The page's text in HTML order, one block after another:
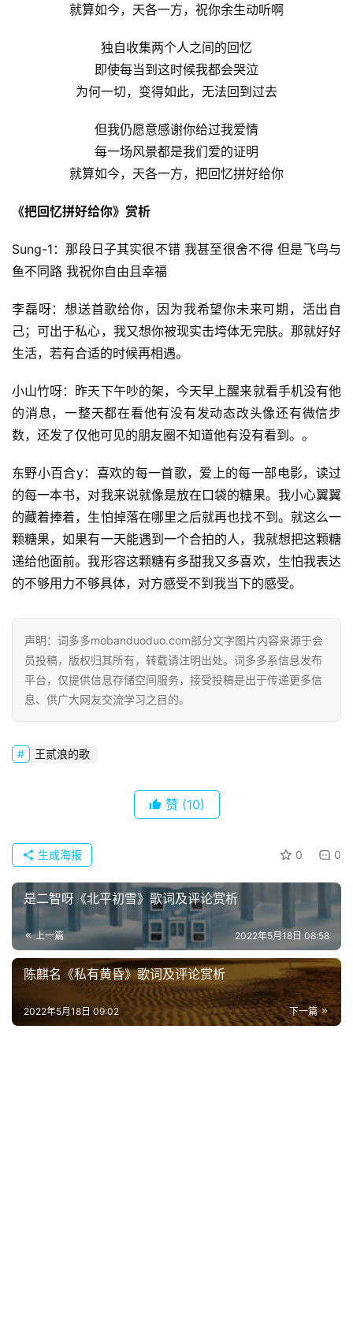
页
好
词
句
经
歌
词
今
诗
词
常
用
贺
网
络
热
电
其
词
语
登录 注册
就算如今，天各一方，祝你余生动听啊
独自收集两个人之间的回忆
即使每当到这时候我都会哭泣
为何一切，变得如此，无法回到过去
但我仍愿意感谢你给过我爱情
每一场风景都是我们爱的证明
就算如今，天各一方，把回忆拼好给你
《把回忆拼好给你》赏析
Sung-1：那段日子其实很不错 我甚至很舍不得 但是飞鸟与
鱼不同路 我祝你自由且幸福
李磊呀：想送首歌给你，因为我希望你未来可期，活出自
己；可出于私心，我又想你被现实击垮体无完肤。那就好好
生活，若有合适的时候再相遇。
小山竹呀：昨天下午吵的架，今天早上醒来就看手机没有他
的消息，一整天都在看他有没有发动态改头像还有微信步
数，还发了仅他可见的朋友圈不知道他有没有看到。。
东野小百合y：喜欢的每一首歌，爱上的每一部电影，读过
的每一本书，对我来说就像是放在口袋的糖果。我小心翼翼
的藏着捧着，生怕掉落在哪里之后就再也找不到。就这么一
颗糖果，如果有一天能遇到一个合拍的人，我就想把这颗糖
递给他面前。我形容这颗糖有多甜我又多喜欢，生怕我表达
的不够用力不够具体，对方感受不到我当下的感受。
声明：词多多mobanduoduo.com部分文字图片内容来源于会
员投稿，版权归其所有，转载请注明出处。词多多系信息发布
平台，仅提供信息存储空间服务，接受投稿是出于传递更多信
息、供广大网友交流学习之目的。
王贰浪的歌
赞 (10)
0 0
生成海报
是二智呀《北平初雪》歌词及评论赏析
上一篇 2022年5月18日 08:58
陈麒名《私有黄昏》歌词及评论赏析
下一篇
2022年5月18日 09:02